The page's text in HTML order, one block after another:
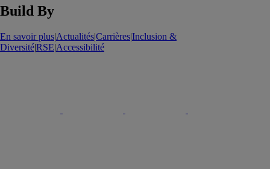
Build By
En savoir plus|Actualités|Carrières|Inclusion &
Diversité|RSE|Accessibilité